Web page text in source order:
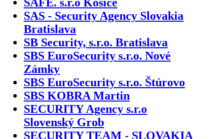
SAS - Security Agency Slovakia
Bratislava
SB Security, s.r.o. Bratislava
SBS EuroSecurity s.r.o. Nové
Zámky
SBS EuroSecurity s.r.o. Štúrovo
SBS KOBRA Martin
SECURITY Agency s.r.o
Slovenský Grob
SECURITY TEAM - SLOVAKIA